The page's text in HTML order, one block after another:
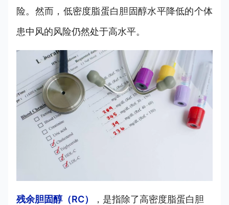
险。然而，低密度脂蛋白胆固醇水平降低的个体
患中风的风险仍然处于高水平。
残余胆固醇（RC）
，是指除了高密度脂蛋白胆